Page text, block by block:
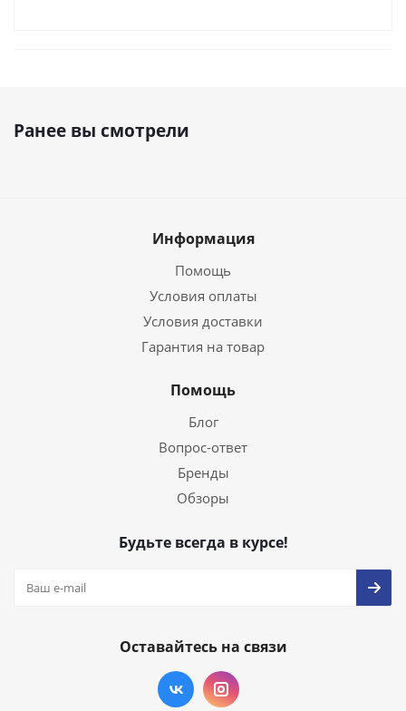
Ранее вы смотрели
Информация
Помощь
Условия оплаты
Условия доставки
Гарантия на товар
Помощь
Блог
Вопрос-ответ
Бренды
Обзоры
Будьте всегда в курсе!
Оставайтесь на связи